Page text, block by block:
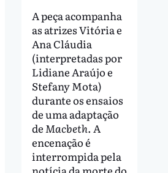
A peça acompanha
as atrizes Vitória e
Ana Cláudia
(interpretadas por
Lidiane Araújo e
Stefany Mota)
durante os ensaios
de uma adaptação
deMacbeth. A
encenação é
interrompida pela